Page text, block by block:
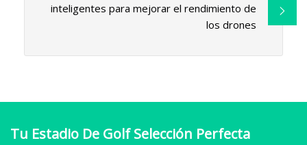
inteligentes para mejorar el rendimiento de
los drones
Tu Estadio De Golf Selección Perfecta